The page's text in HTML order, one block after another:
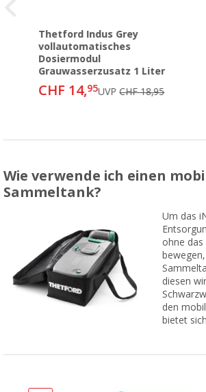
Thetford Indus Grey
vollautomatisches
Dosiermodul
Grauwasserzusatz 1 Liter
CHF 14,95UVPCHF 18,95
Wie verwende ich einen
Sammeltank?
Um das
ohne
diesen
den
bietet